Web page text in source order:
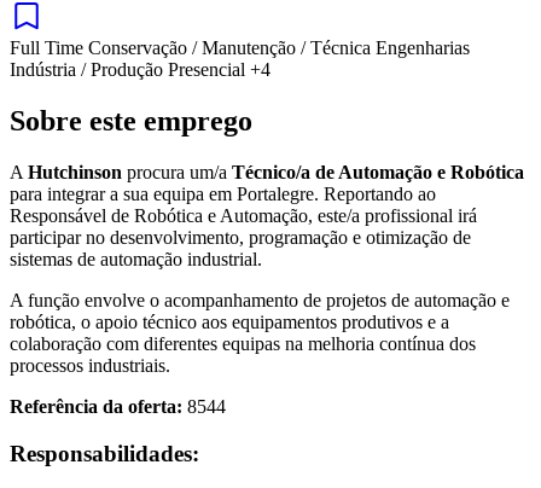
Full Time Conservação / Manutenção / Técnica Engenharias
Indústria / Produção Presencial +4
Sobre este emprego
A Hutchinson procura um/a Técnico/a de Automação e Robótica
para integrar a sua equipa em Portalegre. Reportando ao
Responsável de Robótica e Automação, este/a profissional irá
participar no desenvolvimento, programação e otimização de
sistemas de automação industrial.
A função envolve o acompanhamento de projetos de automação e
robótica, o apoio técnico aos equipamentos produtivos e a
colaboração com diferentes equipas na melhoria contínua dos
processos industriais.
Referência da oferta: 8544
Responsabilidades: